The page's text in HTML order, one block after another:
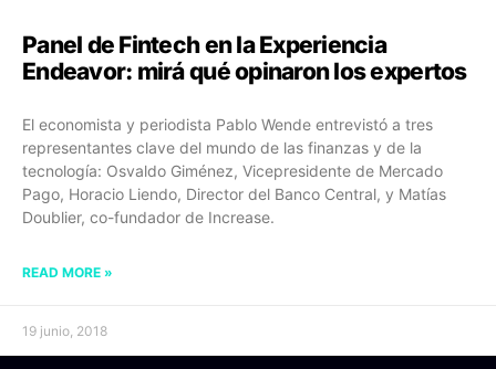
Panel de Fintech en la Experiencia
Endeavor: mirá qué opinaron los expertos
El economista y periodista Pablo Wende entrevistó a tres
representantes clave del mundo de las finanzas y de la
tecnología: Osvaldo Giménez, Vicepresidente de Mercado
Pago, Horacio Liendo, Director del Banco Central, y Matías
Doublier, co-fundador de Increase.
READ MORE »
19 junio, 2018